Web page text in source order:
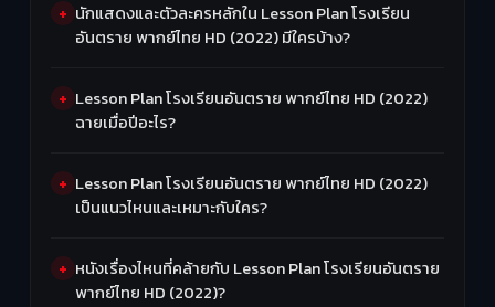
นักแสดงและตัวละครหลักใน Lesson Plan โรงเรียน
อันตราย พากย์ไทย HD (2022) มีใครบ้าง?
Lesson Plan โรงเรียนอันตราย พากย์ไทย HD (2022)
ฉายเมื่อปีอะไร?
Lesson Plan โรงเรียนอันตราย พากย์ไทย HD (2022)
เป็นแนวไหนและเหมาะกับใคร?
หนังเรื่องไหนที่คล้ายกับ Lesson Plan โรงเรียนอันตราย
พากย์ไทย HD (2022)?